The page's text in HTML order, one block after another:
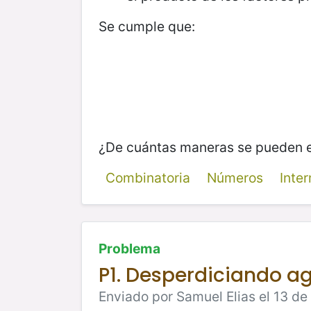
Se cumple que:
¿De cuántas maneras se pueden
Combinatoria
Números
Problema
P1. Desperdiciando
Enviado por Samuel Elias el 13